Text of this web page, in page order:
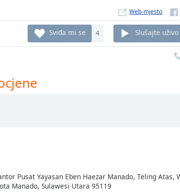
Web-mjesto
Sviđa mi se 4 Slušajte uživo
Pusat Yayasan Eben Haezar Manado, Teling Atas,
Manado, Sulawesi Utara 95119